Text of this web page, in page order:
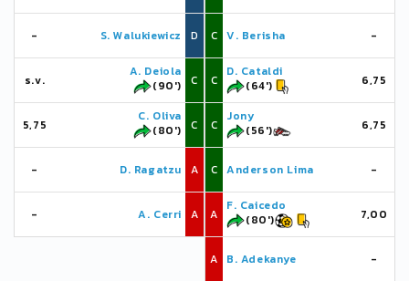
- S. Walukiewicz D
s.v.
A. Deiola
(90')
C
5,75
C. Oliva
(80')
C
- D. Ragatzu A
- A. Cerri A
C V. Berisha -
C
D. Cataldi
(64')
6,75
C
Jony
(56')
6,75
C Anderson Lima -
A
F. Caicedo
(80')
7,00
A B. Adekanye -